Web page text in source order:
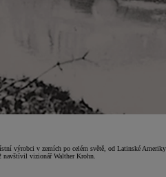
výrobci v zemích po celém světě, od Latinské
navštívil vizionář Walther Krohn.